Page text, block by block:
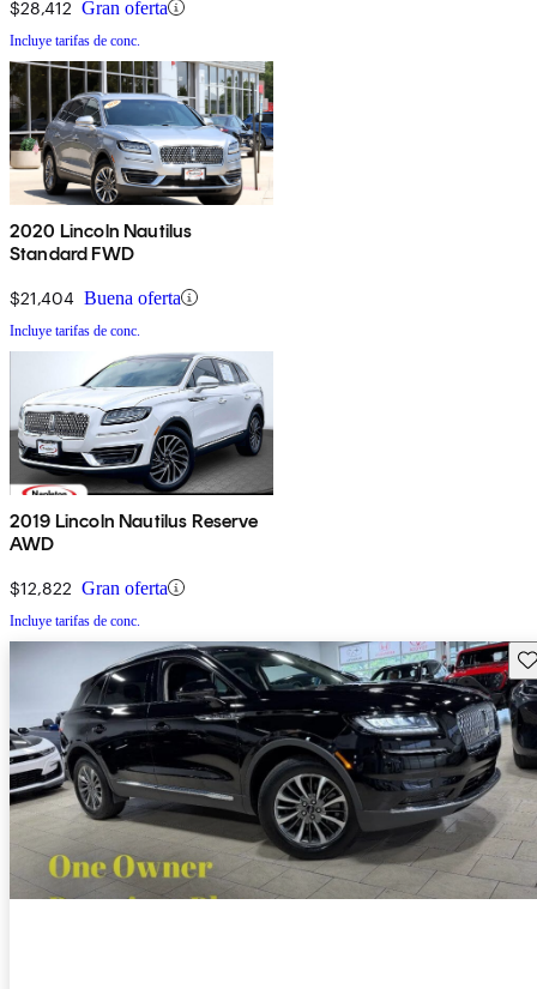
$28,412 Gran oferta
Incluye tarifas de conc.
2020 Lincoln Nautilus
Standard FWD
$21,404 Buena oferta
Incluye tarifas de conc.
2019 Lincoln Nautilus Reserve
AWD
$12,822 Gran oferta
Incluye tarifas de conc.